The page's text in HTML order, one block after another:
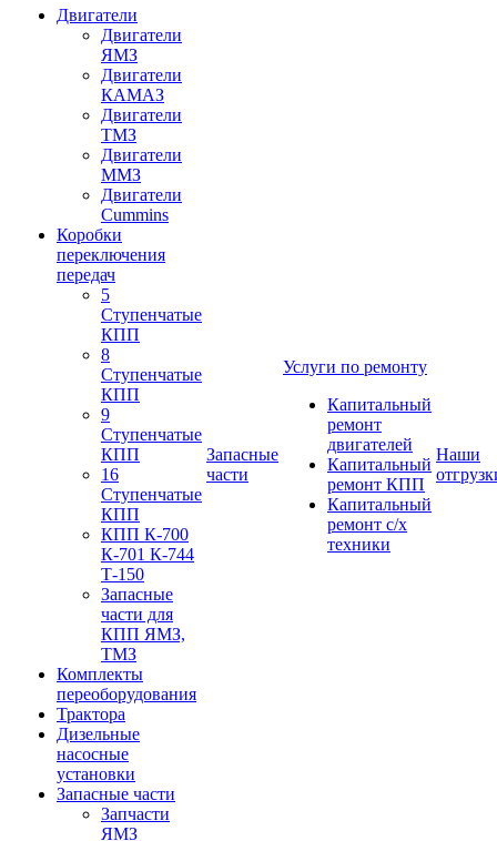
Двигатели
Двигатели
ЯМЗ
Двигатели
КАМАЗ
Двигатели
ТМЗ
Двигатели
ММЗ
Двигатели
Cummins
Коробки
переключения
передач
5
Ступенчатые
КПП
8
Ступенчатые
КПП
9
Ступенчатые
КПП
16
Ступенчатые
КПП
КПП К-700
К-701 К-744
Т-150
Запасные
части для
КПП ЯМЗ,
ТМЗ
Комплекты
переоборудования
Трактора
Дизельные
насосные
установки
Запасные части
Запчасти
ЯМЗ
Запасные
части
Услуги по ремонту
Капитальный
ремонт
двигателей
Капитальный
ремонт КПП
Капитальный
ремонт с/х
техники
Наши